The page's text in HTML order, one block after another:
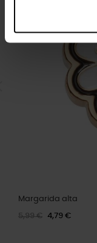
Margarida alta
5,99 € 4,79 €